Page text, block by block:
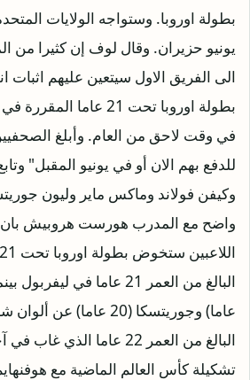
بطولة اوروبا. وستواجه الولايات
يونيو حزيران. وقال لوف إن كثيرا من
الى الفريق الاول سيتعين عليهم اثبات
بطولة اوروبا تحت 21
في وقت لاحق من العام. وأبلغ
للدفع بهم الان أو في يونيو المقبل"
وكيفن فولاند وماكس ماير وليون
واضح مع المدرب هورست هروبيش
عاما) وجوريتسكا (20 عاما)
البالغ من العمر 22 عاما
تشكيلة كأس العالم الماضية مع